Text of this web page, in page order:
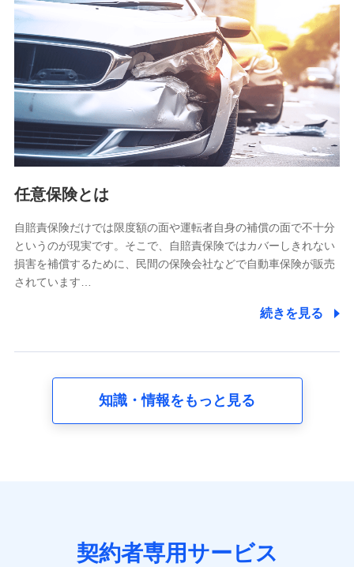
【共同して利用される利用データの項目】
当社又は株式会社NTTドコモがサービス提供等を通じて取得
した、以下の情報などの個人データ
基本情報
氏名、電話番号、メールアドレス、お客さまの識別子、
属性、連絡先、dポイントサービスのご利用に関する情
報。例として、dポイントカード番号、性別、年齢、家族
構成、住所、dポイント残高、dポイント利用履歴などが
含まれます。
当社又は株式会社NTTドコモが提供する各種サービスな
又は株式会社NTTドコモが提供する各種サービスのご契
約状態・ご利用履歴インターネット利用時の行動に関す
る情報、アプリケーション利用時の行動に関する情報、
購入されたサービスや商品の名称・購入場所・決済に関
する情報、アンケートの回答に関する情報などが含まれ
の内容、保険料、保険料のお支払方法、車のメーカーや
走行距離などの情報、建物の構造や築年数などの情報、
険契約に関する情報。例として、保険契約者及び被保険
者の氏名、住所、生年月日、性別、保険契約者と被保険
任意保険とは
自賠責保険だけでは限度額の面や運転者自身の補償の面で不十分
というのが現実です。そこで、自賠責保険ではカバーしきれない
損害を補償するために、民間の保険会社などで自動車保険が販売
されています…
続きを見る
知識・情報をもっと見る
契約者専用サービス